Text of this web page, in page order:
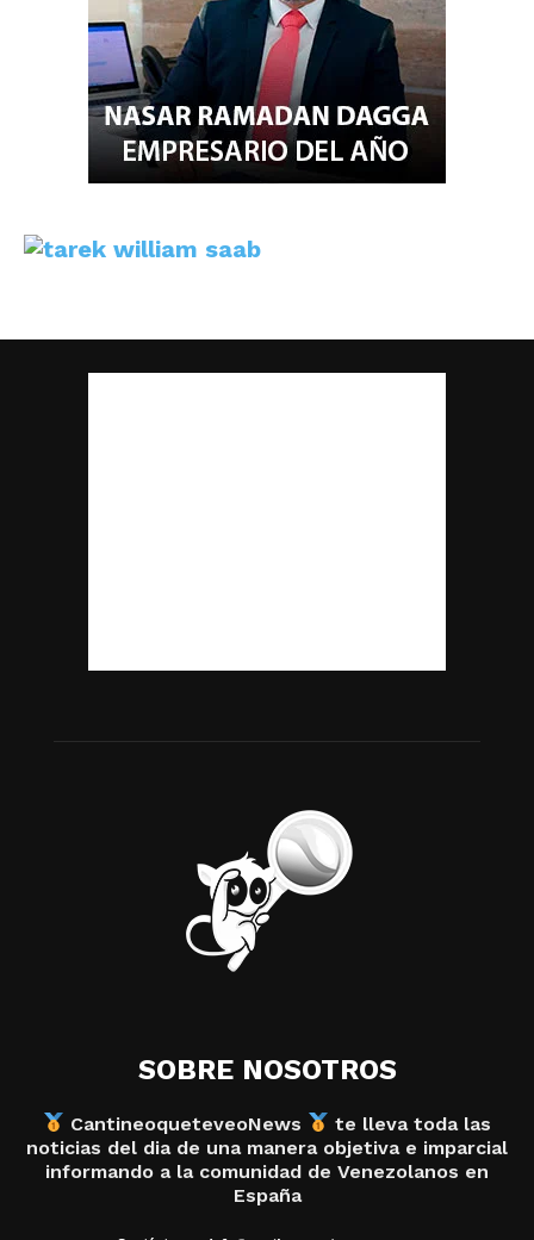
SOBRE NOSOTROS
CantineoqueteveoNews
te lleva toda las
noticias del dia de una manera objetiva e imparcial
informando a la comunidad de Venezolanos en
España